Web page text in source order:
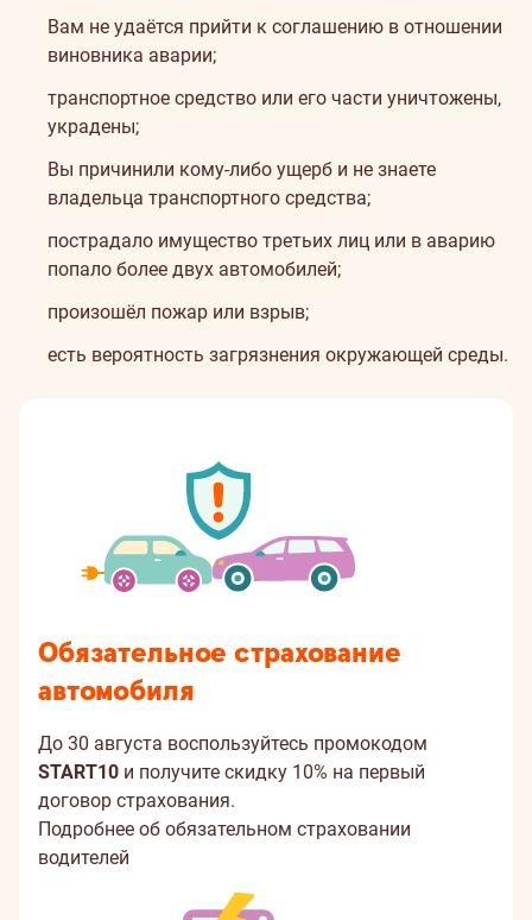
Вам не удаётся прийти к соглашению в отношении
виновника аварии;
транспортное средство или его части уничтожены,
украдены;
Вы причинили кому-либо ущерб и не знаете
владельца транспортного средства;
пострадало имущество третьих лиц или в аварию
попало более двух автомобилей;
произошёл пожар или взрыв;
есть вероятность загрязнения окружающей среды.
Обязательное страхование
автомобиля
До 30 августа воспользуйтесь промокодом
START10 и получите скидку 10% на первый
договор страхования.
Подробнее об обязательном страховании
водителей